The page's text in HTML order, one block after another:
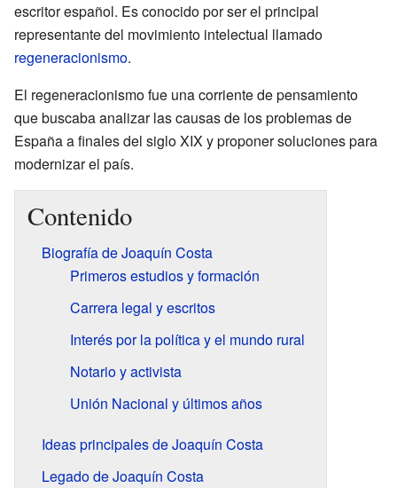
escritor español. Es conocido por ser el principal
representante del movimiento intelectual llamado
regeneracionismo.
El regeneracionismo fue una corriente de pensamiento
que buscaba analizar las causas de los problemas de
España a finales del siglo XIX y proponer soluciones para
modernizar el país.
Contenido
Biografía de Joaquín Costa
Primeros estudios y formación
Carrera legal y escritos
Interés por la política y el mundo rural
Notario y activista
Unión Nacional y últimos años
Ideas principales de Joaquín Costa
Legado de Joaquín Costa